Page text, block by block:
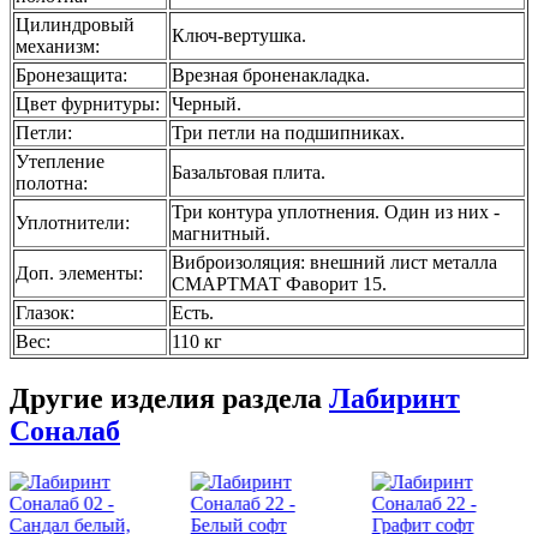
Цилиндровый
механизм:
Ключ-вертушка.
Бронезащита:
Врезная броненакладка.
Цвет фурнитуры:
Черный.
Петли:
Три петли на подшипниках.
Утепление
полотна:
Базальтовая плита.
Уплотнители:
Три контура уплотнения. Один из них -
магнитный.
Доп. элементы:
Виброизоляция: внешний лист металла
СМАРТМАТ Фаворит 15.
Глазок:
Есть.
Вес: 110 кг
Другие изделия раздела Лабиринт
Соналаб